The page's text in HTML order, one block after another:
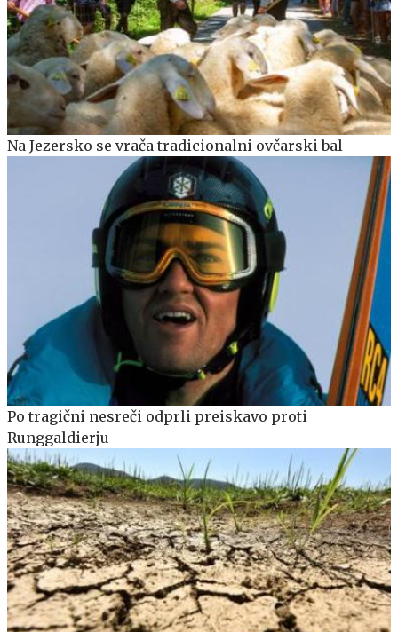
Na Jezersko se vrača tradicionalni ovčarski bal
Po tragični nesreči odprli preiskavo proti
Runggaldierju